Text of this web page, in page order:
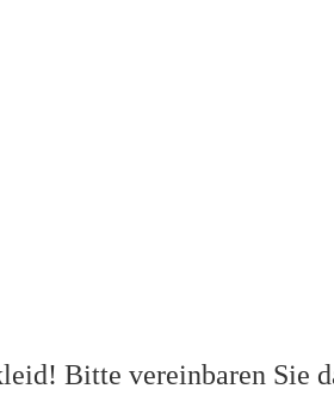
Bitte vereinbaren Sie